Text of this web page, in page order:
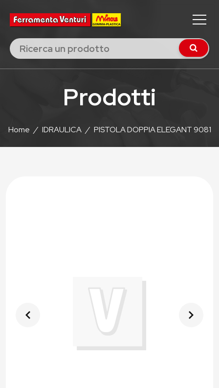
Prodotti
Home / IDRAULICA / PISTOLA DOPPIA ELEGANT 9081